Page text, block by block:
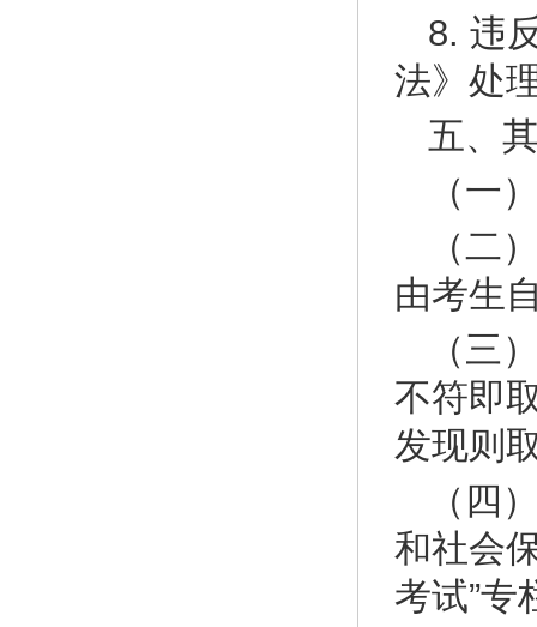
8. 违
法》处
五、
（一
（二
由考生
（三
不符即
发现则
（四
和社会
考试”专